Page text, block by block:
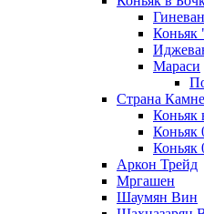
Мараси
Страна
Коньяк
Коньяк
Коньяк
Аркон Трейд
Мргашен
Шаумян Вин